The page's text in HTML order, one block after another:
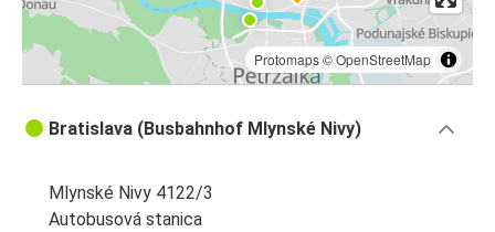
Protomaps©OpenStreetMap
Bratislava (Busbahnhof Mlynské Nivy)
Mlynské Nivy 4122/3
Autobusová stanica